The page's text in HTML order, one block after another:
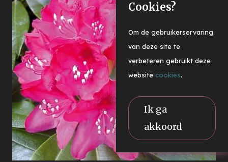
Cookies?
Om de gebruikerservaring
van deze site te
verbeteren gebruikt deze
website cookies.
Ik ga
akkoord